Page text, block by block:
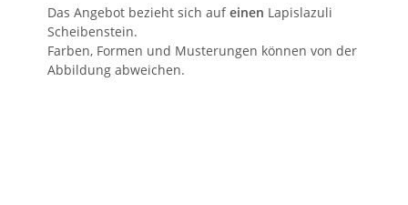
Das Angebot bezieht sich aufeinen Lapislazuli
Scheibenstein.
Farben, Formen und Musterungen können von der
Abbildung abweichen.